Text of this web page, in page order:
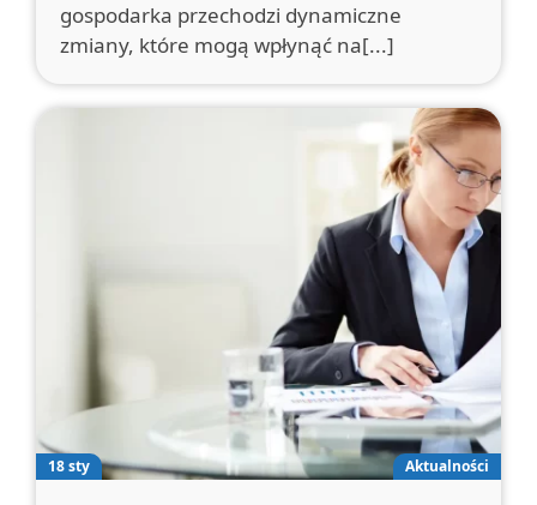
gospodarka przechodzi dynamiczne
zmiany, które mogą wpłynąć na[...]
18 sty Aktualności